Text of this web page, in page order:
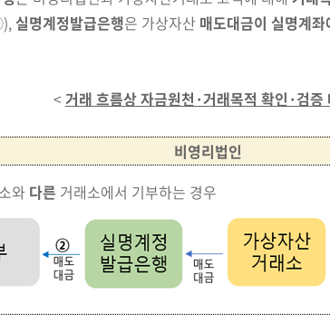
실명계정발급은행은 가상자산 매도대금이 실명계
<거래 흐름상 자금원천·거래목적 확인·검증
비영리법인
와 다른 거래소에서 기부하는 경우